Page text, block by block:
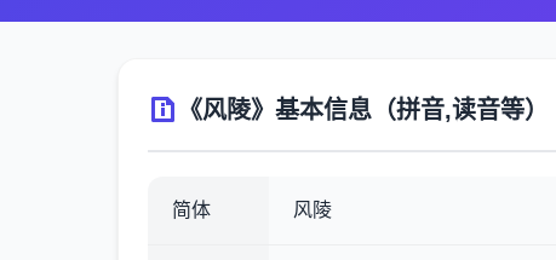
《风陵》基本信息（拼音,读音等）
简体 风陵